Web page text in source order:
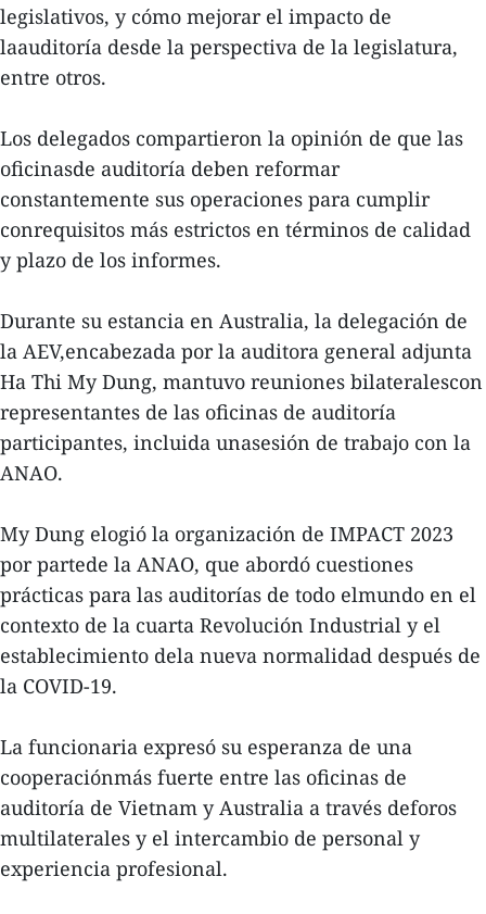
legislativos, y cómo mejorar el impacto de
laauditoría desde la perspectiva de la legislatura,
entre otros.
Los delegados compartieron la opinión de que las
oficinasde auditoría deben reformar
constantemente sus operaciones para cumplir
conrequisitos más estrictos en términos de calidad
y plazo de los informes.
Durante su estancia en Australia, la delegación de
la AEV,encabezada por la auditora general adjunta
Ha Thi My Dung, mantuvo reuniones bilateralescon
representantes de las oficinas de auditoría
participantes, incluida unasesión de trabajo con la
ANAO.
My Dung elogió la organización de IMPACT 2023
por partede la ANAO, que abordó cuestiones
prácticas para las auditorías de todo elmundo en el
contexto de la cuarta Revolución Industrial y el
establecimiento dela nueva normalidad después de
la COVID-19.
La funcionaria expresó su esperanza de una
cooperaciónmás fuerte entre las oficinas de
auditoría de Vietnam y Australia a través deforos
multilaterales y el intercambio de personal y
experiencia profesional.